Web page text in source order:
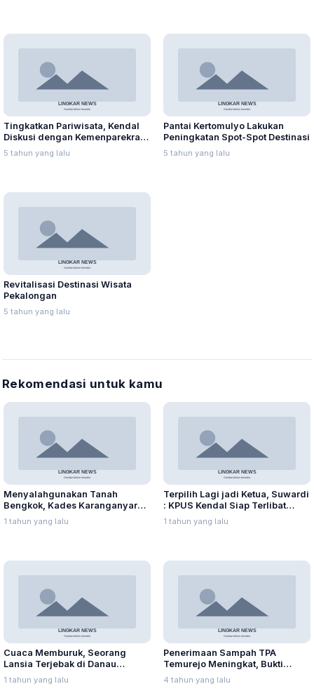
Tingkatkan Pariwisata, Kendal
Diskusi dengan Kemenparekraf
RI
5 tahun yang lalu
Pantai Kertomulyo Lakukan
Peningkatan Spot-Spot Destinasi
5 tahun yang lalu
Revitalisasi Destinasi Wisata
Pekalongan
5 tahun yang lalu
Rekomendasi untuk kamu
Menyalahgunakan Tanah
Bengkok, Kades Karanganyar
Ditangkap Kejari
1 tahun yang lalu
Terpilih Lagi jadi Ketua, Suwardi
: KPUS Kendal Siap Terlibat
Suplai Telur untuk MBG
1 tahun yang lalu
Cuaca Memburuk, Seorang
Lansia Terjebak di Danau
Rawapening Saat Mencari
Enceng Gondok
1 tahun yang lalu
Penerimaan Sampah TPA
Temurejo Meningkat, Bukti
Masyarakat Blora Peduli
Kebersihan
4 tahun yang lalu